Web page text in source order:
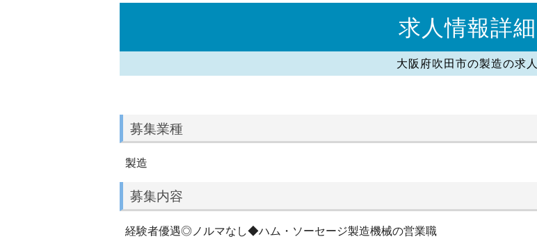
求人情報詳細
大阪府吹田市の製造の求人
募集業種
製造
募集内容
経験者優遇◎ノルマなし◆ハム・ソーセージ製造機械の営業職